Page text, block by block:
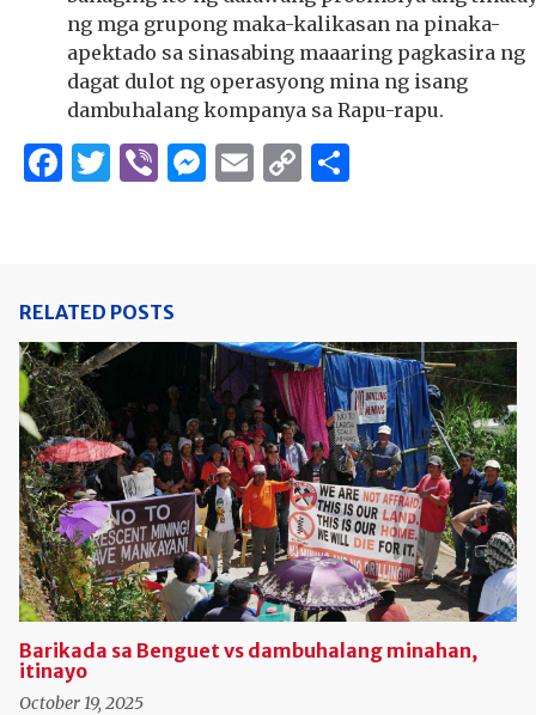
ng mga grupong maka-kalikasan na pinaka-
apektado sa sinasabing maaaring pagkasira ng
dagat dulot ng operasyong mina ng isang
dambuhalang kompanya sa Rapu-rapu.
Facebook
Twitter
ViberMessenger
Email
Copy
RELATED POSTS
Barikada sa Benguet vs dambuhalang minahan,
itinayo
October 19, 2025